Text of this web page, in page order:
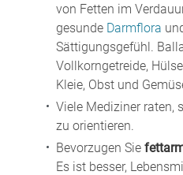
von Fetten im
gesunde Darmflora
Sättigungsgefühl.
Vollkorngetreide,
Kleie, Obst und
Viele Mediziner raten,
zu orientieren.
Bevorzugen Sie
Es ist besser,